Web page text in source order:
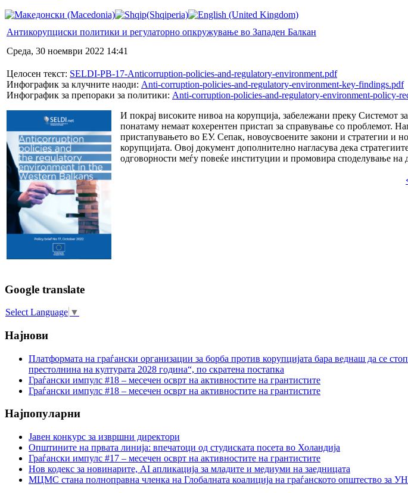
Антикорупциски политики и регулаторно опкружување во Западен Балкан
Среда, 30 ноември 2022 14:41
Целосен текст: SELDI-PB-17-Anticorruption-policies-and-regulatory-environment.pdf
Инфографик за клучните наоди: Anti-corruption-policies-and-regulatory-environment-key-findings.pdf
Инфографик за препораки за политики: Anti-corruption-policies-and-regulatory-environment-policy-
И покрај високите нивоа на корупција, забележани преку
понатаму немаат кохерентен пристап за справување со проблемот.
пристапувањето во ЕУ. Сепак, новоусвоените закони и стратегии и
корупцијата. Овој документ дополнително нагласува дека
одговорности меѓу повеќе институции и промовира споделување на
Google translate
Select Language ▼
Најнови
Платформата на граѓански организации за борба против корупцијата бара веднаш да се
престолнина на културата 2028 година“, по скратена постапка
Граѓански импулс #18 – месечен осврт на активностите на грантистите
Граѓански импулс #18 – месечен осврт на активностите на грантистите
Најпопуларни
Јавен конкурс за извршни директори
Општините на првата линија: впечатоци од студиската посета во Холандија
Граѓански импулс #17 – месечен осврт на активностите на грантистите
Нов кодекс за новинарите, AI апликација за младите и медиуми на заедницата
МЦМС стана полноправна членка на Глобалната коалиција на граѓанското општество за